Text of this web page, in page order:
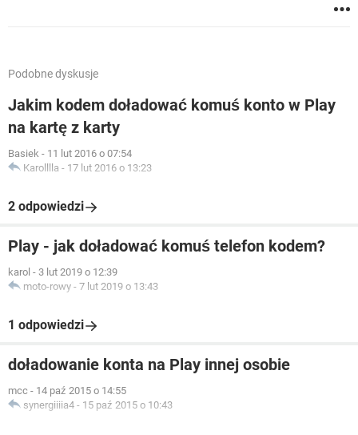
Podobne dyskusje
Jakim kodem doładować komuś konto w Play
na kartę z karty
Basiek - 11 lut 2016 o 07:54
Karolllla - 17 lut 2016 o 13:23
2 odpowiedzi
Play - jak doładować komuś telefon kodem?
karol - 3 lut 2019 o 12:39
moto-rowy - 7 lut 2019 o 13:43
1 odpowiedzi
doładowanie konta na Play innej osobie
mcc - 14 paź 2015 o 14:55
synergiiiia4 - 15 paź 2015 o 10:43